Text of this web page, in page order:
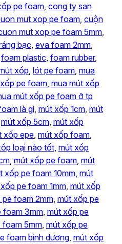
pe foam, cong ty san
mut xop pe foam, cuộn
mut xop pe foam 5mm
bạc eva foam 2mm
foam plastic foam rubber
xốp lót pe foam, mua
pe foam, mua mút xốp
mút xốp pe foam ở tp
là gì, mút xốp 1cm, mút
mút xốp 5cm, mút xốp
xốp epe, mút xốp foam
loại nào tốt, mút xốp
, mút xốp pe foam, mút
xốp pe foam 10mm, mút
pe foam 1mm, mút xốp
foam 2mm, mút xốp pe
foam 3mm, mút xốp pe
foam 5mm, mút xốp pe
foam bình dương, mút xốp